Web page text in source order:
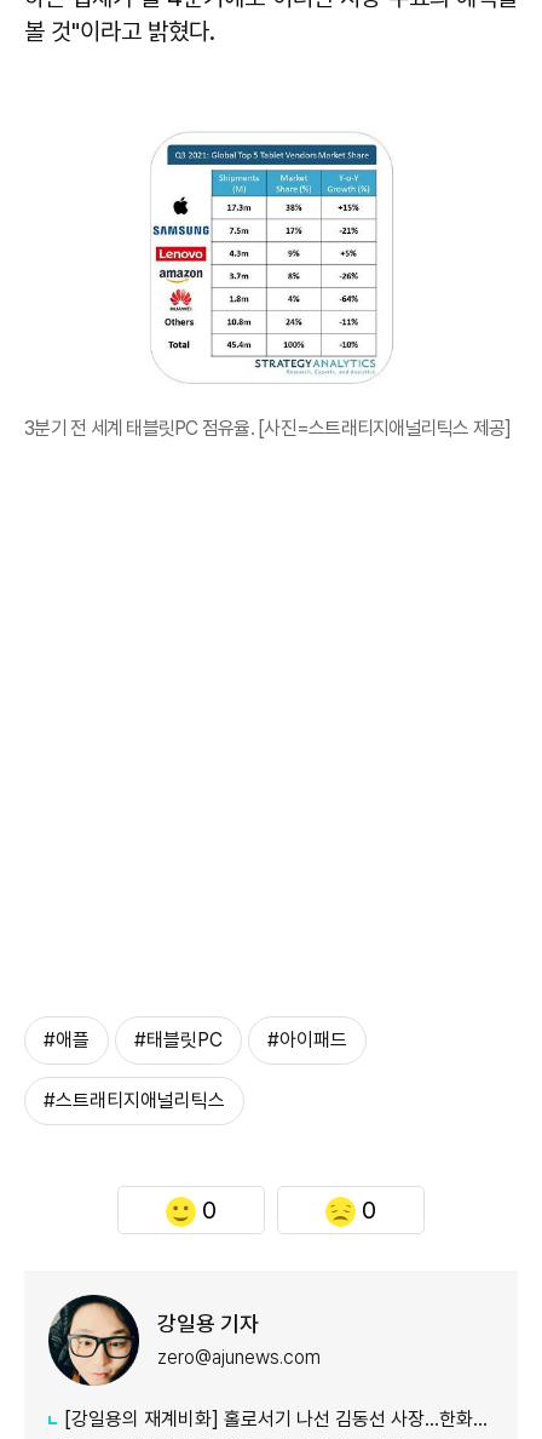
볼 것"이라고 밝혔다.
3분기 전 세계 태블릿PC 점유율. [사진=스트래티지애널리틱스 제공]
#애플 #태블릿PC #아이패드
#스트래티지애널리틱스
0 0
강일용 기자
zero@ajunews.com
[강일용의 재계비화] 홀로서기 나선 김동선 사장...한화M&S 향후 과제는?